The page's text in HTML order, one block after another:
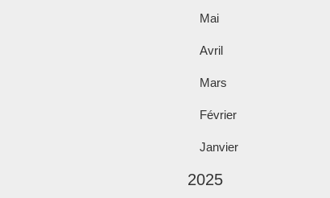
Mai
Avril
Mars
Février
Janvier
2025